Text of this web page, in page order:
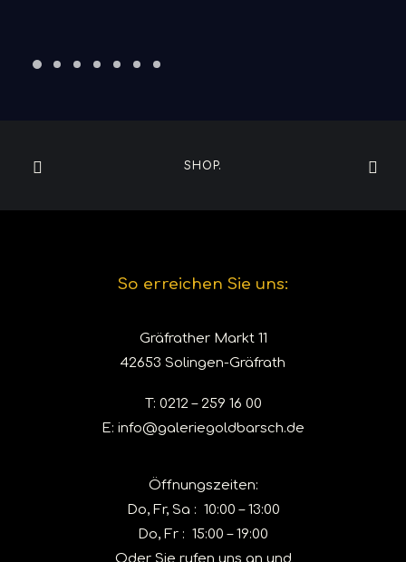
SHOP.
So erreichen Sie uns:
Gräfrather Markt 11
42653 Solingen-Gräfrath
T: 0212 – 259 16 00
E: info@galeriegoldbarsch.de
Öffnungszeiten:
Do, Fr, Sa : 10:00 – 13:00
Do, Fr : 15:00 – 19:00
Oder Sie rufen uns an und